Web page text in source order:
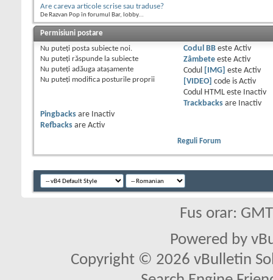
Are careva articole scrise sau traduse?
De Razvan Pop în forumul Bar, lobby...
Permisiuni postare
Nu puteţi posta subiecte noi.
Nu puteţi răspunde la subiecte
Nu puteţi adăuga ataşamente
Nu puteţi modifica posturile proprii
Codul BBeste Activ
Zâmbeteeste Activ
Codul
[IMG] este Activ
[VIDEO] code is Activ
Codul HTML este
Inactiv
Trackbacksare
Inactiv
Pingbacks are
Inactiv
Refbacks are Activ
Reguli Forum
Fus orar:
Powered by
Copyright © 2026 vBulletin